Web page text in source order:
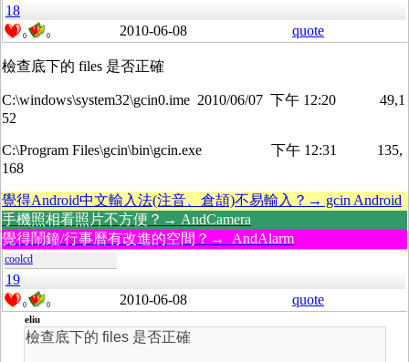
18
0 0 2010-06-08 quote
檢查底下的 files 是否正確
C:\windows\system32\gcin0.ime 2010/06/07 下午 12:20 49,1
52
C:\Program Files\gcin\bin\gcin.exe 下午 12:31 135,
168
覺得Android中文輸入法(注音、倉頡)不易輸入？→ gcin Android
手機照相看照片不方便？→ AndCamera
覺得鬧鐘/行事曆有改進的空間？→ AndAlarm
coolcd
19
0 0 2010-06-08 quote
eliu
檢查底下的 files 是否正確